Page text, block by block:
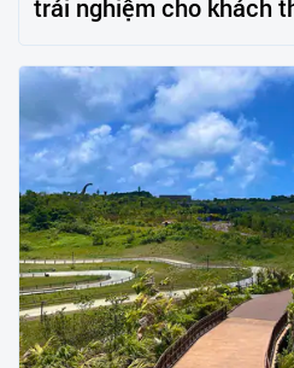
trải nghiệm cho khách